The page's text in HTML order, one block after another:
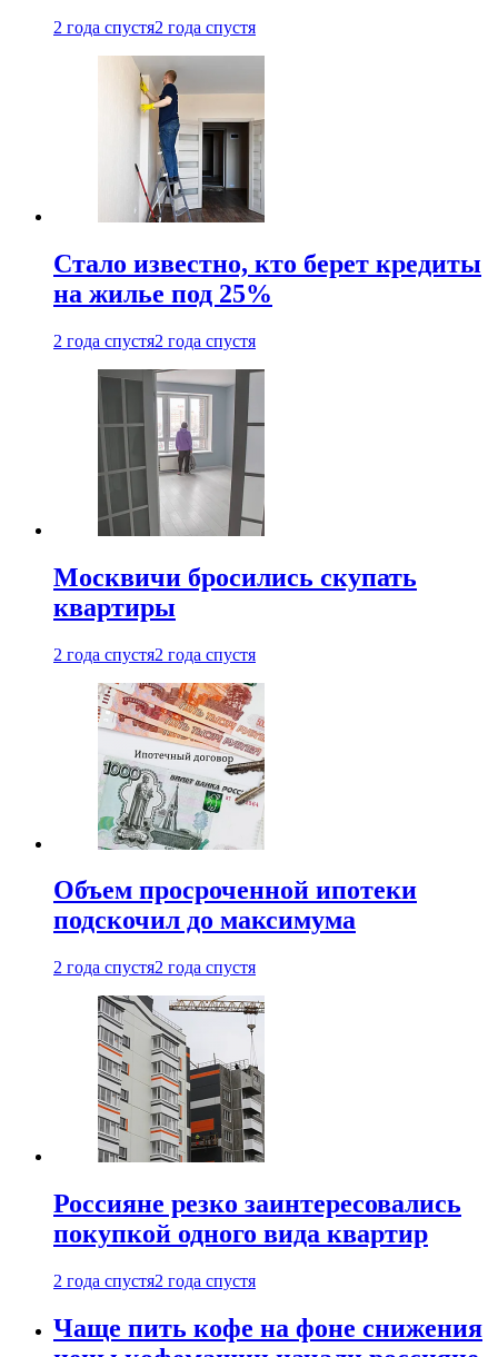
2 года спустя2 года спустя
Стало известно, кто берет кредиты
на жилье под 25%
2 года спустя2 года спустя
Москвичи бросились скупать
квартиры
2 года спустя2 года спустя
Объем просроченной ипотеки
подскочил до максимума
2 года спустя2 года спустя
Россияне резко заинтересовались
покупкой одного вида квартир
2 года спустя2 года спустя
Чаще пить кофе на фоне снижения